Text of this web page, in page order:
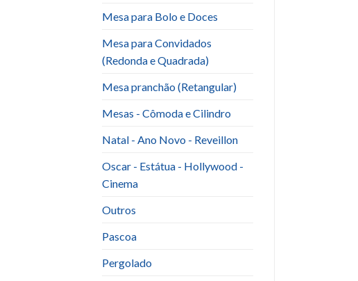
Mesa para Bolo e Doces
Mesa para Convidados
(Redonda e Quadrada)
Mesa pranchão (Retangular)
Mesas - Cômoda e Cilindro
Natal - Ano Novo - Reveillon
Oscar - Estátua - Hollywood -
Cinema
Outros
Pascoa
Pergolado